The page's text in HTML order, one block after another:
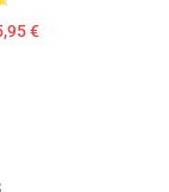
€